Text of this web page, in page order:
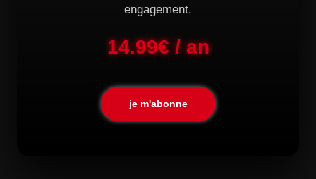
engagement.
14.99€ / an
je m'abonne